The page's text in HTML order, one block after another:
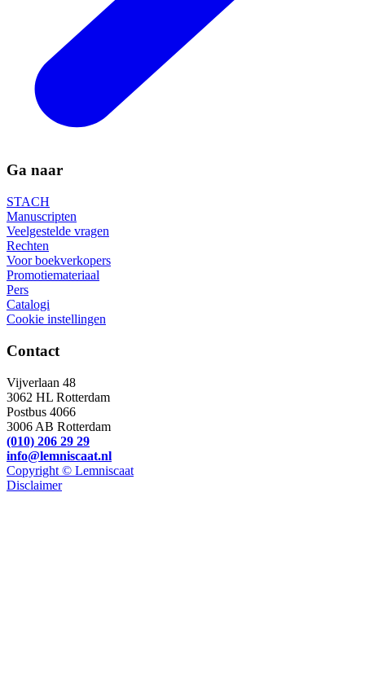
Ga naar
STACH
Manuscripten
Veelgestelde vragen
Rechten
Voor boekverkopers
Promotiemateriaal
Pers
Catalogi
Cookie instellingen
Contact
Vijverlaan 48
3062 HL Rotterdam
Postbus 4066
3006 AB Rotterdam
(010) 206 29 29
info@lemniscaat.nl
Copyright © Lemniscaat
Disclaimer